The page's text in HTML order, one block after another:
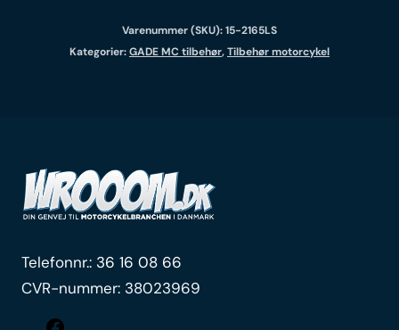
Varenummer (SKU):15-2165LS
Kategorier:GADE MC tilbehør,Tilbehør motorcykel
Telefonnr.: 36 16 08 66
CVR-nummer: 38023969